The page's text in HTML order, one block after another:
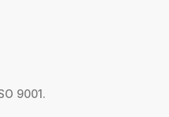
9001.